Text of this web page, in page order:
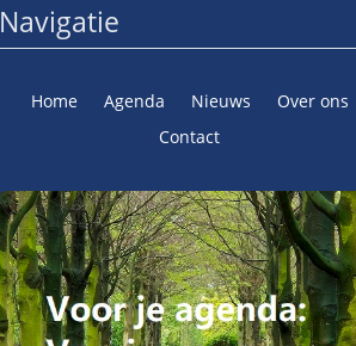
Navigatie
Home Agenda Nieuws
Over ons
Contact